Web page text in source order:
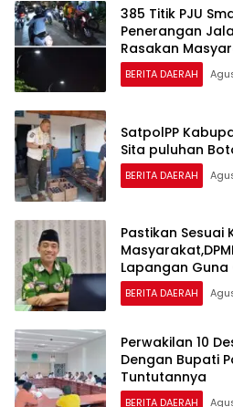
385 Titik PJU
Penerangan
Rasakan
BERITA DAERAH
SatpolPP
Sita puluhan
BERITA DAERAH
Pastikan Sesuai
Lapangan Guna
BERITA DAERAH
Perwakilan 10
Dengan Bupati
Tuntutannya
BERITA DAERAH